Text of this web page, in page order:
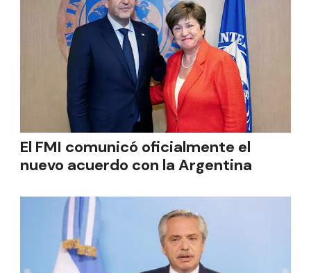
El FMI comunicó oficialmente el
nuevo acuerdo con la Argentina